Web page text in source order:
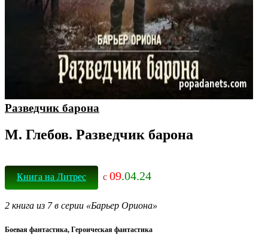
Разведчик барона
М. Глебов. Разведчик барона
Книга на Литрес с 09.04.24
2 книга из 7 в серии «Барьер Ориона»
Боевая фантастика, Героическая фантастика